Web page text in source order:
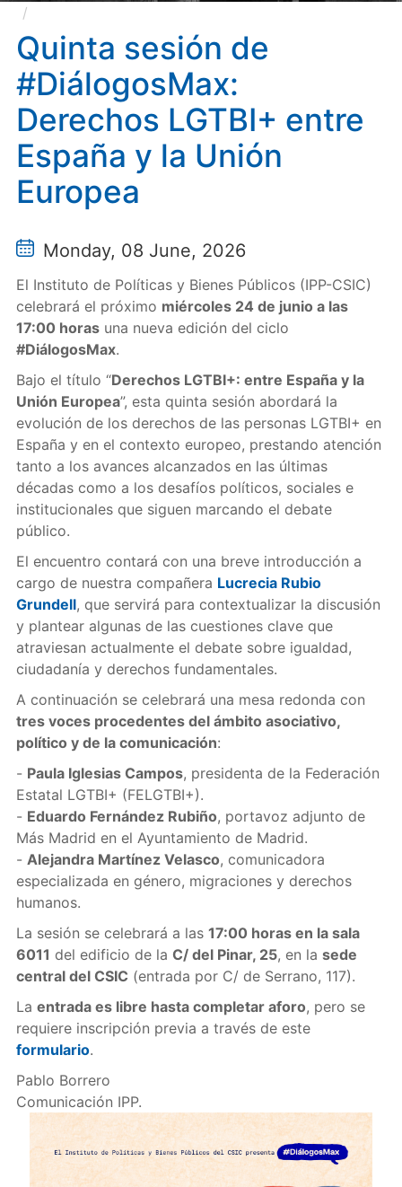
entre España y la Unión Europea
Quinta sesión de
#DiálogosMax:
Derechos LGTBI+ entre
España y la Unión
Europea
Monday, 08 June, 2026
El Instituto de Políticas y Bienes Públicos (IPP-CSIC)
celebrará el próximo miércoles 24 de junio a las
17:00 horasuna nueva edición del ciclo
#DiálogosMax.
Bajo el título “Derechos LGTBI+: entre España y la
Unión Europea”, esta quinta sesión abordará la
evolución de los derechos de las personas LGTBI+ en
España y en el contexto europeo, prestando atención
tanto a los avances alcanzados en las últimas
décadas como a los desafíos políticos, sociales e
institucionales que siguen marcando el debate
público.
El encuentro contará con una breve introducción a
cargo de nuestra compañera Lucrecia Rubio
Grundell, que servirá para contextualizar la discusión
y plantear algunas de las cuestiones clave que
atraviesan actualmente el debate sobre igualdad,
ciudadanía y derechos fundamentales.
A continuación se celebrará una mesa redonda con
tres voces procedentes del ámbito asociativo,
político y de la comunicación:
- Paula Iglesias Campos, presidenta de la Federación
Estatal LGTBI+ (FELGTBI+).
- Eduardo Fernández Rubiño, portavoz adjunto de
Más Madrid en el Ayuntamiento de Madrid.
- Alejandra Martínez Velasco, comunicadora
especializada en género, migraciones y derechos
humanos.
La sesión se celebrará a las 17:00 horas en la sala
6011 del edificio de la C/ del Pinar, 25, en la sede
central del CSIC (entrada por C/ de Serrano, 117).
La entrada es libre hasta completar aforo, pero se
requiere inscripción previa a través de este
formulario.
Pablo Borrero
Comunicación IPP.